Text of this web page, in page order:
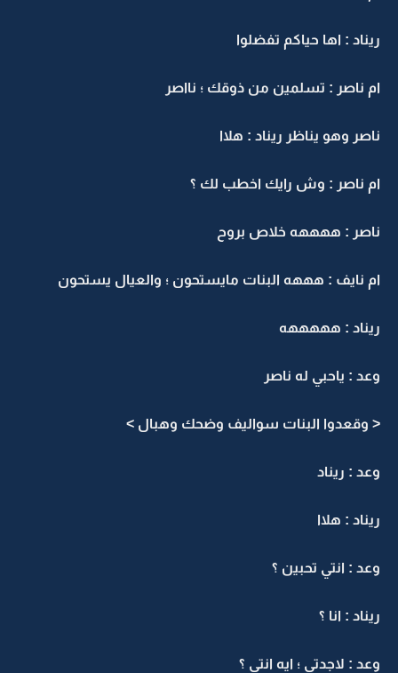
ريناد : اها حياكم تفضلوا
ام ناصر : تسلمين من ذوقك ؛ نااصر
ناصر وهو يناظر ريناد : هلاا
ام ناصر : وش رايك اخطب لك ؟
ناصر : ههههه خلاص بروح
ام نايف : هههه البنات مايستحون ؛ والعيال يستحون
ريناد : هههههه
وعد : ياحبي له ناصر
< وقعدوا البنات سواليف وضحك وهبال >
وعد : ريناد
ريناد : هلاا
وعد : انتي تحبين ؟
ريناد : انا ؟
وعد : لاجدتي ؛ ايه انتي ؟